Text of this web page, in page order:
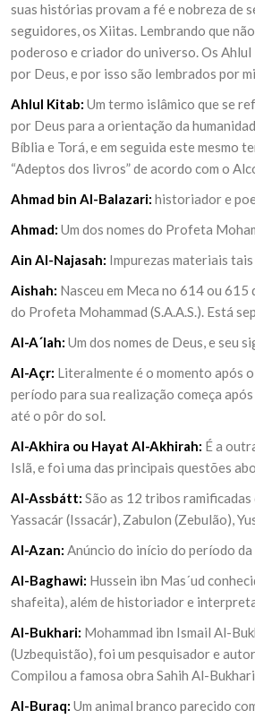
suas histórias provam a fé e nobreza de
seguidores, os Xiitas. Lembrando que
poderoso e criador do universo. Os Ahlul
por Deus, e por isso são lembrados por
Ahlul Kitab: Um termo islâmico que se
por Deus para a orientação da
Bíblia e Torá, e em seguida este mesmo
“Adeptos dos livros” de acordo com o
Ahmad bin Al-Balazari: historiador e
Ahmad: Um dos nomes do Profeta
Ain Al-Najasah: Impurezas materiais
Aishah: Nasceu em Meca no 614 ou 615
do Profeta Mohammad (S.A.A.S.). Está
Al-A´lah: Um dos nomes de Deus, e seu
Al-Açr: Literalmente é o momento após
período para sua realização começa
até o pôr do sol.
Al-Akhira ou Hayat Al-Akhirah: É a
Islã, e foi uma das principais questões
Al-Assbátt: São as 12 tribos ramificadas
Yassacár (Issacár), Zabulon (Zebulão),
Al-Azan: Anúncio do início do período
Al-Baghawi: Hussein ibn Mas´ud
shafeita), além de historiador e
Al-Bukhari: Mohammad ibn Ismail Al-
(Uzbequistão), foi um pesquisador e
Compilou a famosa obra Sahih Al-
Al-Buraq: Um animal branco parecido